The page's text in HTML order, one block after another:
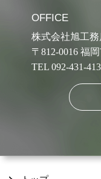
OFFICE
株式会社旭工務
〒812-0016 福
TEL 092-431-